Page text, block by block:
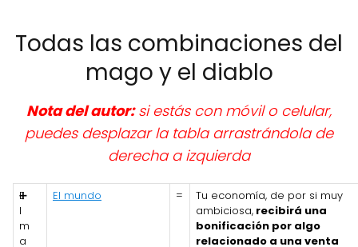
Todas las combinaciones del
mago y el diablo
Nota del autor:si estás con móvil o celular,
puedes desplazar la tabla arrastrándola de
derecha a izquierda
E
l
m
a
➕ El mundo =
Tu economía, de por si muy
ambiciosa, recibirá una
bonificación por algo
relacionado a una venta